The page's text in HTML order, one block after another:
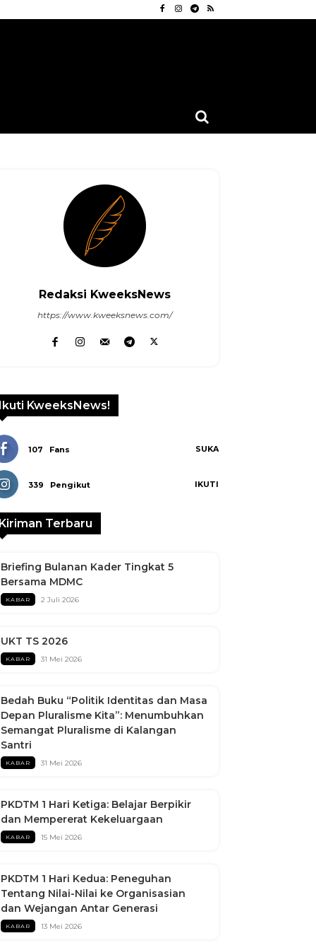
Linkedin
Redaksi KweeksNews
https://www.kweeksnews.com/
Ikuti KweeksNews!
107 Fans SUKA
339 Pengikut IKUTI
Kiriman Terbaru
Briefing Bulanan Kader Tingkat 5
Bersama MDMC
KABAR 2 Juli 2026
UKT TS 2026
KABAR 31 Mei 2026
Bedah Buku “Politik Identitas dan Masa
Depan Pluralisme Kita”: Menumbuhkan
Semangat Pluralisme di Kalangan
Santri
KABAR 31 Mei 2026
PKDTM 1 Hari Ketiga: Belajar Berpikir
dan Mempererat Kekeluargaan
KABAR 15 Mei 2026
PKDTM 1 Hari Kedua: Peneguhan
Tentang Nilai-Nilai ke Organisasian
dan Wejangan Antar Generasi
KABAR 13 Mei 2026